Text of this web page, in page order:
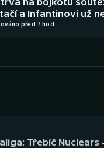
a Infantinovi už
před 7 hod
Třebíč Nuclears